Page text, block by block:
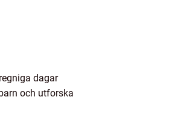
dagar
och utforska